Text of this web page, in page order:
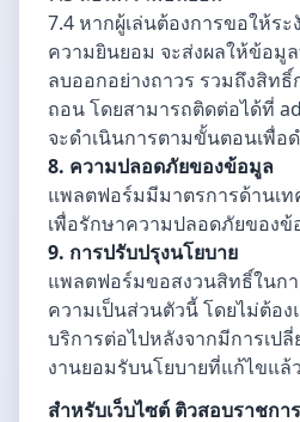
7.4 หากผู้เล่นต้องการขอให้ร
ความยินยอม จะส่งผลให้ข้อมู
ลบออกอย่างถาวร รวมถึงสิทธิ์
ถอน โดยสามารถติดต่อได้ที่
จะดำเนินการตามขั้นตอนเพื่อ
8. ความปลอดภัยของข้อมูล
แพลตฟอร์มมีมาตรการด้านเ
เพื่อรักษาความปลอดภัยของข้
9. การปรับปรุงนโยบาย
แพลตฟอร์มขอสงวนสิทธิ์ในกา
ความเป็นส่วนตัวนี้ โดยไม่ต้อง
บริการต่อไปหลังจากมีการเป
งานยอมรับนโยบายที่แก้ไขแล้ว
สำหรับเว็บไซต์ ติวสอบราชกา